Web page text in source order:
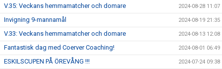
V.35: Veckans hemmamatcher och domare 2024-08-28 11:07
Invigning 9-mannamål 2024-08-19 21:35
V.33: Veckans hemmamatcher och domare 2024-08-13 12:08
Fantastisk dag med Coerver Coaching! 2024-08-01 06:49
ESKILSCUPEN PÅ ÖREVÅNG !!! 2024-07-24 09:38